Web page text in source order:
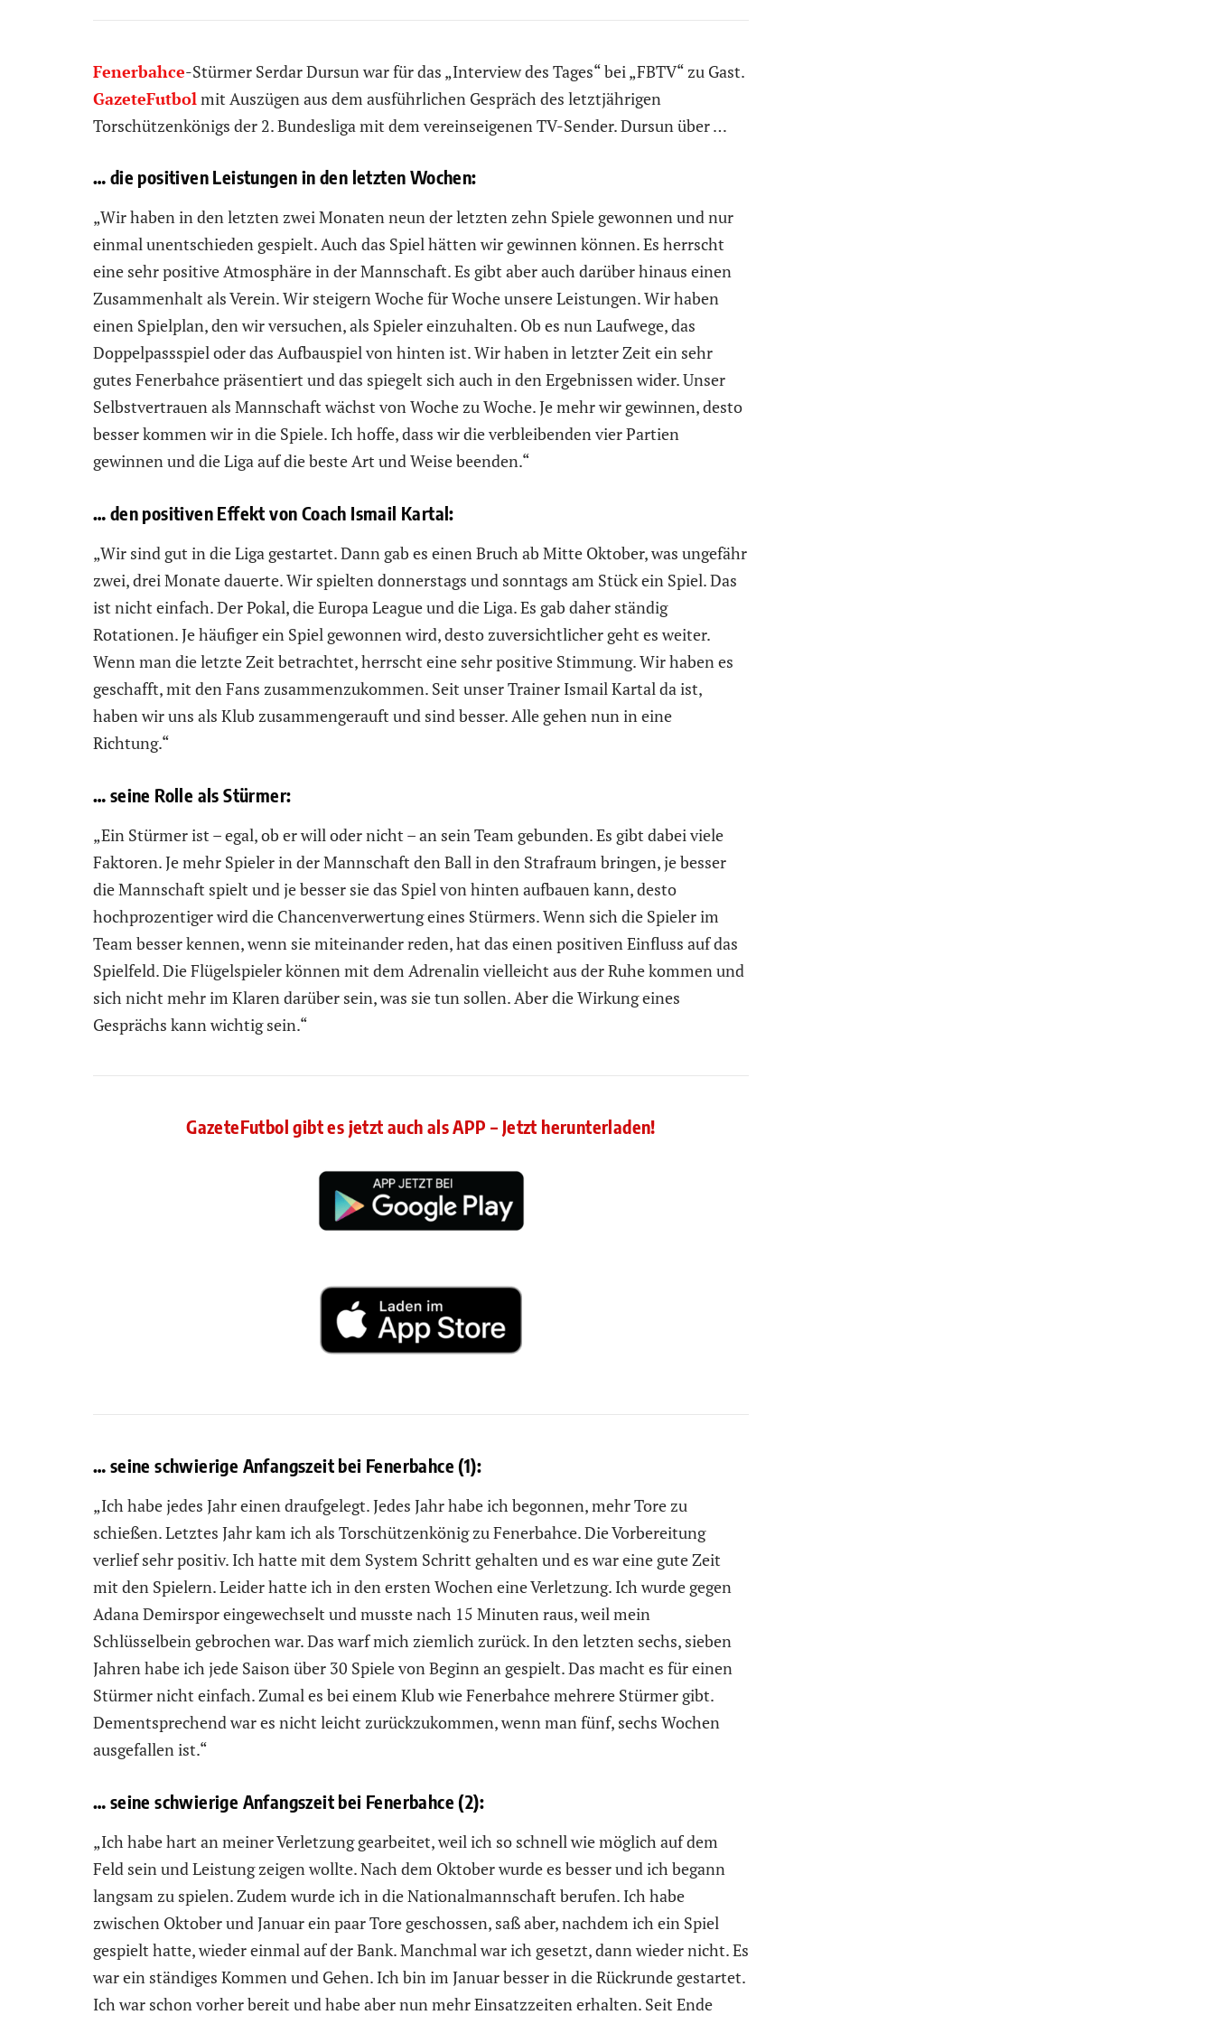
Fenerbahce-Stürmer Serdar Dursun war für das „Interview des Tages“ bei „FBTV“ zu Gast.
GazeteFutbol mit Auszügen aus dem ausführlichen Gespräch des letztjährigen
Torschützenkönigs der 2. Bundesliga mit dem vereinseigenen TV-Sender. Dursun über …
… die positiven Leistungen in den letzten Wochen:
„Wir haben in den letzten zwei Monaten neun der letzten zehn Spiele gewonnen und nur
einmal unentschieden gespielt. Auch das Spiel hätten wir gewinnen können. Es herrscht
eine sehr positive Atmosphäre in der Mannschaft. Es gibt aber auch darüber hinaus einen
Zusammenhalt als Verein. Wir steigern Woche für Woche unsere Leistungen. Wir haben
einen Spielplan, den wir versuchen, als Spieler einzuhalten. Ob es nun Laufwege, das
Doppelpassspiel oder das Aufbauspiel von hinten ist. Wir haben in letzter Zeit ein sehr
gutes Fenerbahce präsentiert und das spiegelt sich auch in den Ergebnissen wider. Unser
Selbstvertrauen als Mannschaft wächst von Woche zu Woche. Je mehr wir gewinnen, desto
besser kommen wir in die Spiele. Ich hoffe, dass wir die verbleibenden vier Partien
gewinnen und die Liga auf die beste Art und Weise beenden.“
… den positiven Effekt von Coach Ismail Kartal:
„Wir sind gut in die Liga gestartet. Dann gab es einen Bruch ab Mitte Oktober, was ungefähr
zwei, drei Monate dauerte. Wir spielten donnerstags und sonntags am Stück ein Spiel. Das
ist nicht einfach. Der Pokal, die Europa League und die Liga. Es gab daher ständig
Rotationen. Je häufiger ein Spiel gewonnen wird, desto zuversichtlicher geht es weiter.
Wenn man die letzte Zeit betrachtet, herrscht eine sehr positive Stimmung. Wir haben es
geschafft, mit den Fans zusammenzukommen. Seit unser Trainer Ismail Kartal da ist,
haben wir uns als Klub zusammengerauft und sind besser. Alle gehen nun in eine
Richtung.“
… seine Rolle als Stürmer:
„Ein Stürmer ist – egal, ob er will oder nicht – an sein Team gebunden. Es gibt dabei viele
Faktoren. Je mehr Spieler in der Mannschaft den Ball in den Strafraum bringen, je besser
die Mannschaft spielt und je besser sie das Spiel von hinten aufbauen kann, desto
hochprozentiger wird die Chancenverwertung eines Stürmers. Wenn sich die Spieler im
Team besser kennen, wenn sie miteinander reden, hat das einen positiven Einfluss auf das
Spielfeld. Die Flügelspieler können mit dem Adrenalin vielleicht aus der Ruhe kommen und
sich nicht mehr im Klaren darüber sein, was sie tun sollen. Aber die Wirkung eines
Gesprächs kann wichtig sein.“
GazeteFutbol gibt es jetzt auch als APP – Jetzt herunterladen!
… seine schwierige Anfangszeit bei Fenerbahce (1):
„Ich habe jedes Jahr einen draufgelegt. Jedes Jahr habe ich begonnen, mehr Tore zu
schießen. Letztes Jahr kam ich als Torschützenkönig zu Fenerbahce. Die Vorbereitung
verlief sehr positiv. Ich hatte mit dem System Schritt gehalten und es war eine gute Zeit
mit den Spielern. Leider hatte ich in den ersten Wochen eine Verletzung. Ich wurde gegen
Adana Demirspor eingewechselt und musste nach 15 Minuten raus, weil mein
Schlüsselbein gebrochen war. Das warf mich ziemlich zurück. In den letzten sechs, sieben
Jahren habe ich jede Saison über 30 Spiele von Beginn an gespielt. Das macht es für einen
Stürmer nicht einfach. Zumal es bei einem Klub wie Fenerbahce mehrere Stürmer gibt.
Dementsprechend war es nicht leicht zurückzukommen, wenn man fünf, sechs Wochen
ausgefallen ist.“
… seine schwierige Anfangszeit bei Fenerbahce (2):
„Ich habe hart an meiner Verletzung gearbeitet, weil ich so schnell wie möglich auf dem
Feld sein und Leistung zeigen wollte. Nach dem Oktober wurde es besser und ich begann
langsam zu spielen. Zudem wurde ich in die Nationalmannschaft berufen. Ich habe
zwischen Oktober und Januar ein paar Tore geschossen, saß aber, nachdem ich ein Spiel
gespielt hatte, wieder einmal auf der Bank. Manchmal war ich gesetzt, dann wieder nicht. Es
war ein ständiges Kommen und Gehen. Ich bin im Januar besser in die Rückrunde gestartet.
Ich war schon vorher bereit und habe aber nun mehr Einsatzzeiten erhalten. Seit Ende